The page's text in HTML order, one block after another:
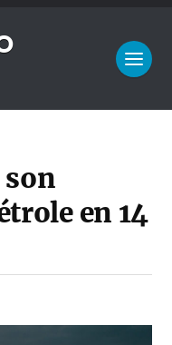
son
en 14